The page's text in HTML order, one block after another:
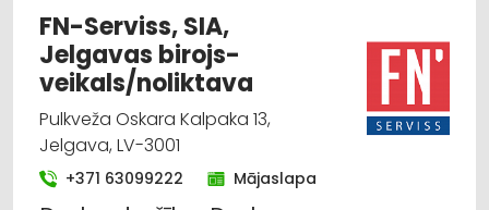
MEŽKOPĪBAS UN MEŽIZSTRĀDES TEHNIKA
FN-Serviss, SIA,
Jelgavas birojs-
veikals/noliktava
Pulkveža Oskara Kalpaka 13,
Jelgava, LV-3001
+371 63099222 Mājaslapa